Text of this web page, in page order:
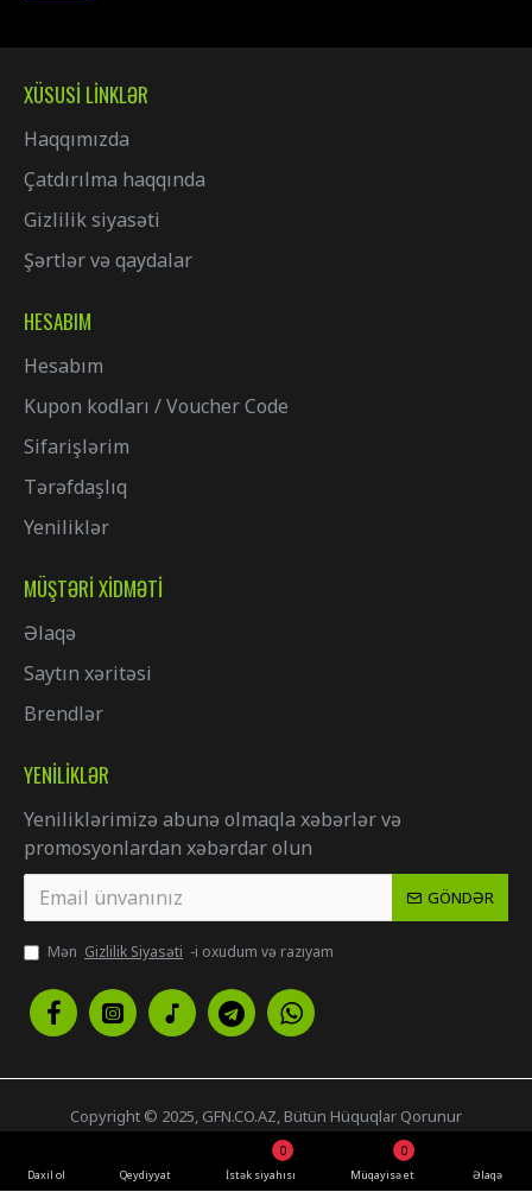
XÜSUSI LINKLƏR
Haqqımızda
Çatdırılma haqqında
Gizlilik siyasəti
Şərtlər və qaydalar
HESABIM
Hesabım
Kupon kodları / Voucher Code
Sifarişlərim
Tərəfdaşlıq
Yeniliklər
MÜŞTƏRI XIDMƏTI
Əlaqə
Saytın xəritəsi
Brendlər
YENILIKLƏR
Yeniliklərimizə abunə olmaqla xəbərlər və
promosyonlardan xəbərdar olun
GÖNDƏR
Mən Gizlilik Siyasəti -i oxudum və razıyam
Copyright © 2025, GFN.CO.AZ, Bütün Hüquqlar Qorunur
Daxil ol Qeydiyyat İstək siyahısı
0
Müqayisə et
0
Əlaqə